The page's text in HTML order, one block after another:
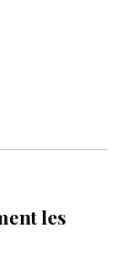
les